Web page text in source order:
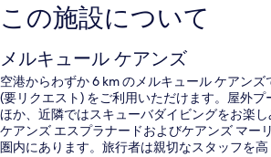
この施設について
メルキュール ケアンズ
空港からわずか 6 km のメルキュール ケアン
(要リクエスト) をご利用いただけます。屋外
ほか、近隣ではスキューバダイビングをお楽し
ケアンズ エスプラナードおよびケアンズ マー
圏内にあります。旅行者は親切なスタッフを高